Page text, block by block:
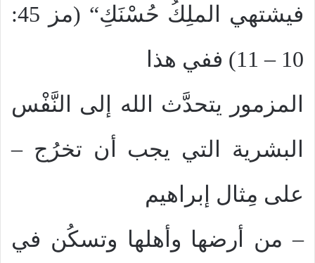
فيشتهي الملِكُ حُسْنَكِ“ (مز 45:
10 – 11) ففي هذا
المزمور يتحدَّث الله إلى النَّفْس
البشرية التي يجب أن تخرُج –
على مِثال إبراهيم
– من أرضها وأهلها وتسكُن في